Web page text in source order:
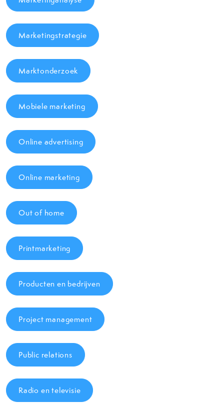
Marketingstrategie
Marktonderzoek
Mobiele marketing
Online advertising
Online marketing
Out of home
Printmarketing
Producten en bedrijven
Project management
Public relations
Radio en televisie